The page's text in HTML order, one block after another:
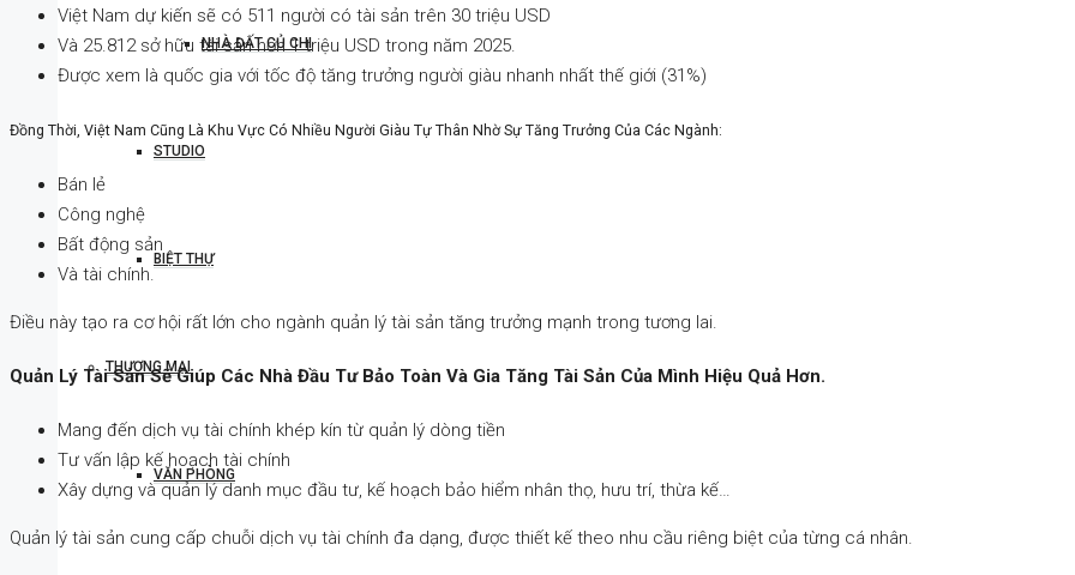
NHÀ ĐẤT CỦ CHI
STUDIO
BIỆT THỰ
THƯƠNG MẠI
VĂN PHÒNG
Việt Nam dự kiến sẽ có 511 người có tài sản trên 30 triệu USD
Và 25.812 sở hữu tài sản hơn 1 triệu USD trong năm 2025.
Được xem là quốc gia với tốc độ tăng trưởng người giàu nhanh nhất thế giới (31%)
Đồng Thời, Việt Nam Cũng Là Khu Vực Có Nhiều Người Giàu Tự Thân Nhờ Sự Tăng Trưởng Của Các Ngành:
Bán lẻ
Công nghệ
Bất động sản
Và tài chính.
Điều này tạo ra cơ hội rất lớn cho ngành quản lý tài sản tăng trưởng mạnh trong tương lai.
Quản Lý Tài Sản Sẽ Giúp Các Nhà Đầu Tư Bảo Toàn Và Gia Tăng Tài Sản Của Mình Hiệu Quả Hơn.
Mang đến dịch vụ tài chính khép kín từ quản lý dòng tiền
Tư vấn lập kế hoạch tài chính
Xây dựng và quản lý danh mục đầu tư, kế hoạch bảo hiểm nhân thọ, hưu trí, thừa kế…
Quản lý tài sản cung cấp chuỗi dịch vụ tài chính đa dạng, được thiết kế theo nhu cầu riêng biệt của từng cá nhân.